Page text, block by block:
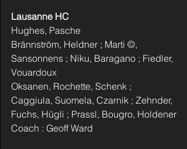
Lausanne HC
Hughes, Pasche
Brännström, Heldner ; Marti ©,
Sansonnens ; Niku, Baragano ; Fiedler,
Vouardoux
Oksanen, Rochette, Schenk ;
Caggiula, Suomela, Czarnik ; Zehnder,
Fuchs, Hügli ; Prassl, Bougro, Holdener
Coach : Geoff Ward